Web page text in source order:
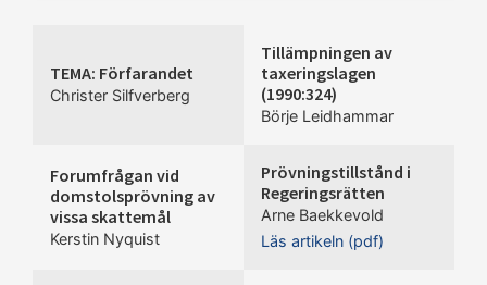
TEMA: Förfarandet
Christer Silfverberg
Tillämpningen av
taxeringslagen
(1990:324)
Börje Leidhammar
Forumfrågan vid
domstolsprövning av
vissa skattemål
Kerstin Nyquist
Prövningstillstånd i
Regeringsrätten
Arne Baekkevold
Läs artikeln (pdf)